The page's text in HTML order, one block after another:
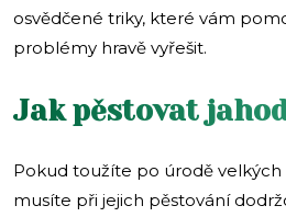
osvědčené triky, které vám
problémy hravě vyřešit.
Jak pěstovat
Pokud toužíte po úrodě velkých
musíte při jejich pěstování